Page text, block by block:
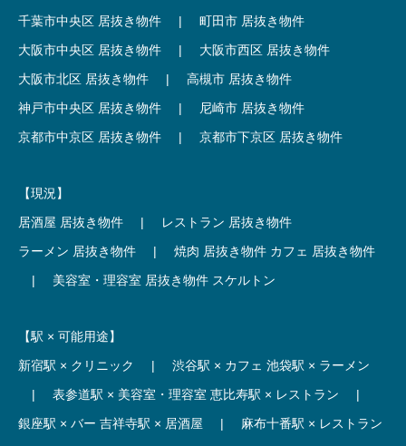
千葉市中央区 居抜き物件
|
町田市 居抜き物件
大阪市中央区 居抜き物件
|
大阪市西区 居抜き物件
大阪市北区 居抜き物件
|
高槻市 居抜き物件
神戸市中央区 居抜き物件
|
尼崎市 居抜き物件
京都市中京区 居抜き物件
| 京都市下京区 居抜き物件
【現況】
居酒屋 居抜き物件
|
レストラン 居抜き物件
ラーメン 居抜き物件
| 焼肉 居抜き物件 カフェ 居抜き物件
|
美容室・理容室 居抜き物件 スケルトン
【駅 × 可能用途】
新宿駅 × クリニック
| 渋谷駅 × カフェ 池袋駅 × ラーメン
|
表参道駅 × 美容室・理容室 恵比寿駅 × レストラン
|
銀座駅 × バー 吉祥寺駅 × 居酒屋 |
麻布十番駅 × レストラン